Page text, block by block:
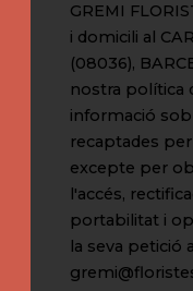
GREMI
i domicili al
(08036),
nostra política
informació
recaptades
excepte per
l'accés,
portabilitat i
la seva petició